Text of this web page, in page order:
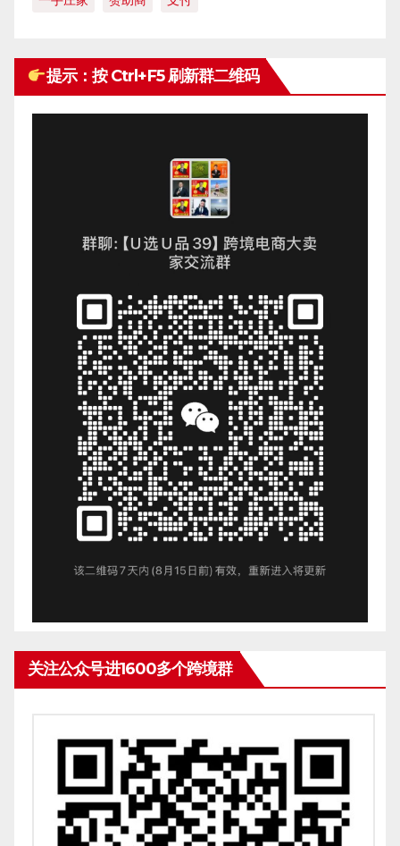
提示：按 Ctrl+F5 刷新群二维码
关注公众号进1600多个跨境群